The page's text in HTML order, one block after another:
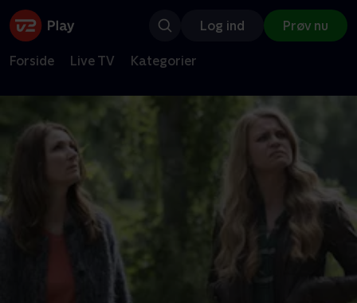
Log ind Prøv nu
Forside Live TV Kategorier